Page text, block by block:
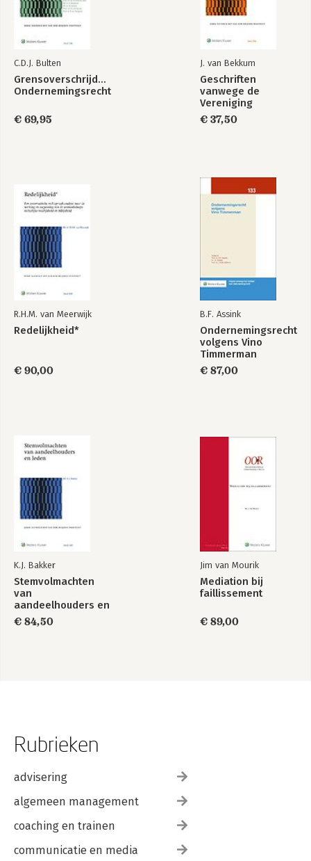
C.D.J. Bulten
Grensoverschrijdend
Ondernemingsrecht
€ 69,95
J. van Bekkum
Geschriften
vanwege de
Vereniging
Corporate Litigation
2024-2025
€ 37,50
R.H.M. van Meerwijk
Redelijkheid*
€ 90,00
B.F. Assink
Ondernemingsrecht
volgens Vino
Timmerman
€ 87,00
K.J. Bakker
Stemvolmachten
van
aandeelhouders en
leden
€ 84,50
Jim van Mourik
Mediation bij
faillissement
€ 89,00
Rubrieken
advisering
algemeen management
coaching en trainen
communicatie en media